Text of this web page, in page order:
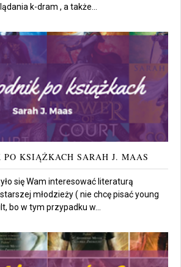
k-dram , a także...
PO KSIĄŻKACH SARAH J. MAAS
się Wam interesować literaturą
młodzieży ( nie chcę pisać young
bo w tym przypadku w...